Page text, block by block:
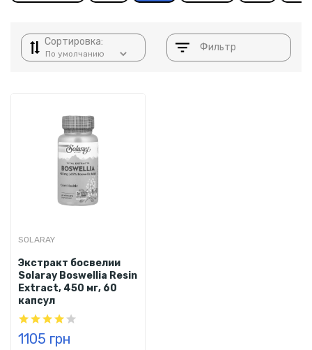
Сортировка: Фильтр
SOLARAY
Экстракт босвелии
Solaray Boswellia Resin
Extract, 450 мг, 60
капсул
1105 грн